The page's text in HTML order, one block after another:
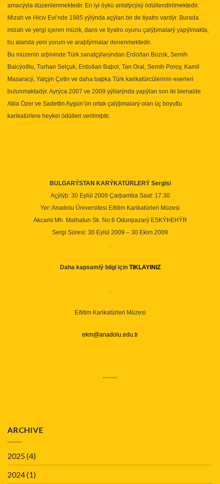
amacýyla düzenlenmektedir. En iyi öykü anlatýcýsý ödüllendirilmektedir.
Mizah ve Hiciv Evi’nde 1985 yýlýnda açýlan bir de tiyatro vardýr. Burada
mizah ve yergi içeren müzik, dans ve tiyatro oyunu çalýþmalarý yapýlmakta,
bu alanda yeni yorum ve araþtýrmalar denenmektedir.
Bu müzenin arþivinde Türk sanatçýlarýndan Erdoðan Bozok, Semih
Balcýoðlu, Turhan Selçuk, Erdoðan Baþol, Tan Oral, Semih Poroy, Kamil
Masaracý, Yalçýn Çetin ve daha baþka Türk karikatürcülerinin eserleri
bulunmaktadýr. Ayrýca 2007 ve 2009 yýllarýnda yapýlan son iki bienalde
Atila Özer ve Sadettin Aygün’ün ortak çalýþmalarý olan üç boyutlu
karikatürlere heykel ödülleri verilmiþtir.
BULGARÝSTAN KARÝKATÜRLERÝ Sergisi
Açýlýþ: 30 Eylül 2009 Çarþamba Saat: 17.30
Yer: Anadolu Üniversitesi Eðitim Karikatürleri Müzesi
Akcami Mh. Malhatun Sk. No:6 Odunpazarý ESKÝÞEHÝR
Sergi Süresi: 30 Eylül 2009 – 30 Ekim 2009
.
Daha kapsamlý bilgi için TIKLAYINIZ
Eðitim Karikatürleri Müzesi
ekm@anadolu.edu.tr
ARCHIVE
2025(4)
2024(1)